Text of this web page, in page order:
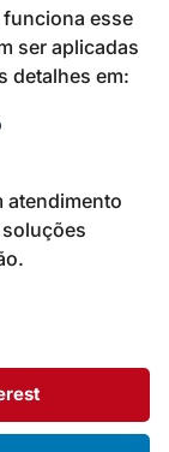
funciona esse
ser aplicadas
detalhes em:
atendimento